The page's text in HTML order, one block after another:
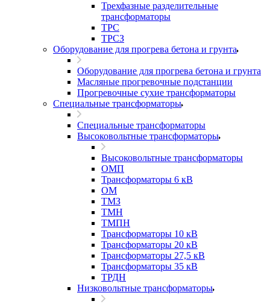
Трехфазные разделительные
трансформаторы
ТРС
ТРСЗ
Оборудование для прогрева бетона и грунта
Оборудование для прогрева бетона и грунта
Масляные прогревочные подстанции
Прогревочные сухие трансформаторы
Специальные трансформаторы
Специальные трансформаторы
Высоковольтные трансформаторы
Высоковольтные трансформаторы
ОМП
Трансформаторы 6 кВ
ОМ
ТМЗ
ТМН
ТМПН
Трансформаторы 10 кВ
Трансформаторы 20 кВ
Трансформаторы 27,5 кВ
Трансформаторы 35 кВ
ТРДН
Низковольтные трансформаторы